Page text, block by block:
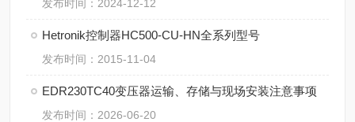
发布时间：2024-12-12
Hetronik控制器HC500-CU-HN全系列型号
发布时间：2015-11-04
EDR230TC40变压器运输、存储与现场安装注意事项
发布时间：2026-06-20